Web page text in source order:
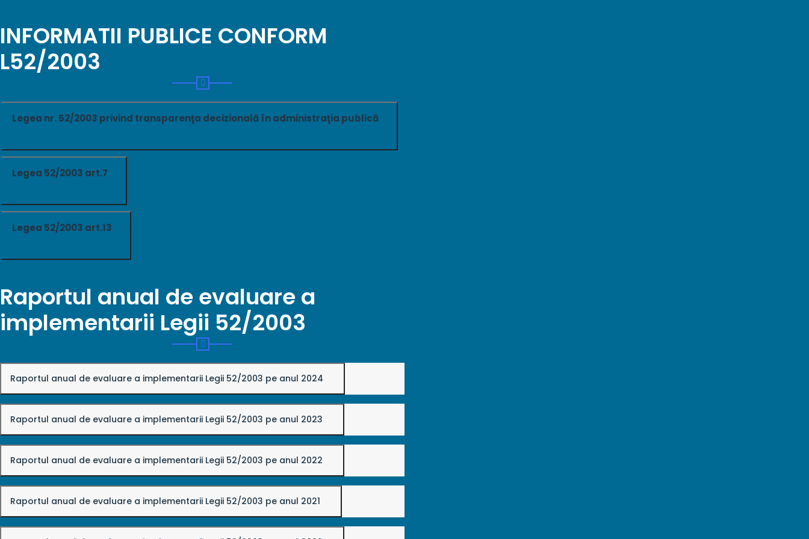
INFORMATII PUBLICE CONFORM
L52/2003
Legea nr. 52/2003 privind transparenţa decizională în administraţia publică
Legea 52/2003 art.7
Legea 52/2003 art.13
Raportul anual de evaluare a
implementarii Legii 52/2003
Raportul anual de evaluare a implementarii Legii 52/2003 pe anul 2024
Raportul anual de evaluare a implementarii Legii 52/2003 pe anul 2023
Raportul anual de evaluare a implementarii Legii 52/2003 pe anul 2022
Raportul anual de evaluare a implementarii Legii 52/2003 pe anul 2021